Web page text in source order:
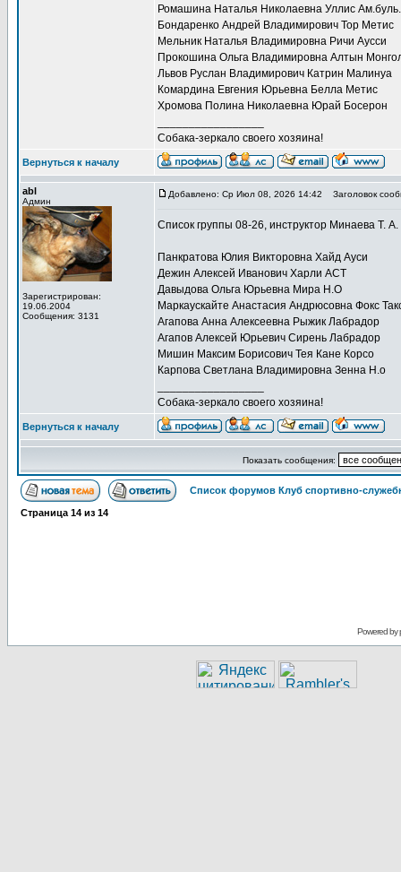
Ромашина Наталья Николаевна Уллис Ам.буль.
Бондаренко Андрей Владимирович Тор Метис
Мельник Наталья Владимировна Ричи Аусси
Прокошина Ольга Владимировна Алтын
Львов Руслан Владимирович Катрин Малинуа
Комардина Евгения Юрьевна Белла Метис
Хромова Полина Николаевна Юрай Босерон
Собака-зеркало своего хозяина!
Вернуться к началу
abl
Админ
Зарегистрирован:
19.06.2004
Сообщения: 3131
Добавлено: Ср Июл 08, 2026 14:42 Заголовок
Список группы 08-26, инструктор Минаева Т. А.
Панкратова Юлия Викторовна Хайд Ауси
Дежин Алексей Иванович Харли АСТ
Давыдова Ольга Юрьевна Мира Н.О
Маркаускайте Анастасия Андрюсовна Фокс
Агапова Анна Алексеевна Рыжик Лабрадор
Агапов Алексей Юрьевич Сирень Лабрадор
Мишин Максим Борисович Тея Кане Корсо
Карпова Светлана Владимировна Зенна Н.о
Собака-зеркало своего хозяина!
Вернуться к началу
Показать сообщения:
Список форумов Клуб спортивно-
Страница 14 из 14
Powered by